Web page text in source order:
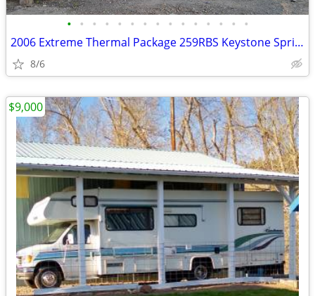
• • • • • • • • • • • • • • •
2006 Extreme Thermal Package 259RBS Keystone Sprinter RV Trailer
8/6
$9,000